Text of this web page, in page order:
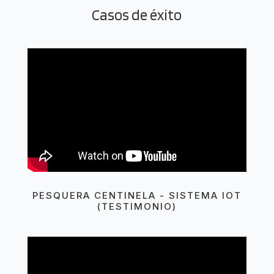
Casos de éxito
PESQUERA CENTINELA - SISTEMA IOT
(TESTIMONIO)